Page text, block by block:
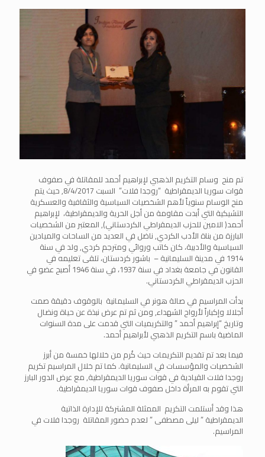
تم منح وسام التكريم الذهبي لإبراهيم أحمد للمقاتلة في صفوف
قوات سوريا الديمقراطية “روجدا فلات” السبت 8/4/2017, حيث يتم
منح الوسام سنوياً لأهم الشخصيات السياسية والثقافية والعسكرية
التشيكية التي أبدت مقاومة من أجل الحرية والديمقراطية، لإبراهيم
أحمد( الامين للحزب الديمقراطي الكردستاني), المعتبر من الشخصيات
البارزة من بناة الأدب الكردي, ناضل في العديد من الساحات والميادين
السياسية والأدبية، كان كاتب وروائي ومترجم كردي, ولد في سنة
1914 في مدينة السليمانية – باشور كردستان، تلقى تعليمه في
القانون في جامعة بغداد في سنة 1937، في سنة 1946 أصبح عضو في
الحزب الديمقراطي الكردستاني.
بدأت المراسيم في صالة هونر في السليمانية بالوقوف دقيقة صمت
أجلالا وإكباراً لأرواح الشهداء, ومن ثم تم عرض نبذة عن حياة ونضال
وتاريخ “إبراهيم أحمد ” والتكريميات التي قدمت على مدة السنوات
الماضية باسم التكريم الذهبي لأبراهيم أحمد.
فيما بعد تم تقديم التكريمات حيث كُرم من خلالها خمسة من أبرز
الشخصيات والمؤسسات في السليمانية. كما تم خلال المراسيم تكريم
روجدا فلات القيادية في قوات سوريا الديمقراطية, مع عرض الدور البارز
التي تقوم به المرأة داخل صفوف قوات سوريا الديمقراطية.
هذا وقد أستلمت التكريم الممثلة المشتركة للإدارة الذاتية
الديمقراطية ” ليلى مصطفى ” لعدم حضور المقاتلة روجدا فلات في
المراسيم.